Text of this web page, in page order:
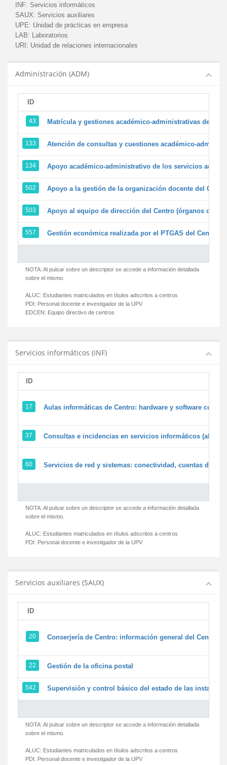
INF: Servicios informáticos
SAUX: Servicios auxiliares
UPE: Unidad de prácticas en empresa
LAB: Laboratorios
URI: Unidad de relaciones internacionales
Administración (ADM)
ID
43 Matrícula y gestiones académico-administrativas de la
133 Atención de consultas y cuestiones académico-
134 Apoyo académico-administrativo de los servicios
502 Apoyo a la gestión de la organización docente del
503 Apoyo al equipo de dirección del Centro (órganos
557 Gestión económica realizada por el PTGAS del Centro
NOTA: Al pulsar sobre un descriptor se accede a información detallada
sobre el mismo.
ALUC: Estudiantes matriculados en títulos adscritos a centros
PDI: Personal docente e investigador de la UPV
EDCEN: Equipo directivo de centros
Servicios informáticos (INF)
ID
17 Aulas informáticas de Centro: hardware y software
37 Consultas e incidencias en servicios informáticos
60 Servicios de red y sistemas: conectividad, cuentas de
NOTA: Al pulsar sobre un descriptor se accede a información detallada
sobre el mismo.
ALUC: Estudiantes matriculados en títulos adscritos a centros
PDI: Personal docente e investigador de la UPV
Servicios auxiliares (SAUX)
ID
20 Conserjería de Centro: información general del Centro y
22 Gestión de la oficina postal
542 Supervisión y control básico del estado de las
NOTA: Al pulsar sobre un descriptor se accede a información detallada
sobre el mismo.
ALUC: Estudiantes matriculados en títulos adscritos a centros
PDI: Personal docente e investigador de la UPV